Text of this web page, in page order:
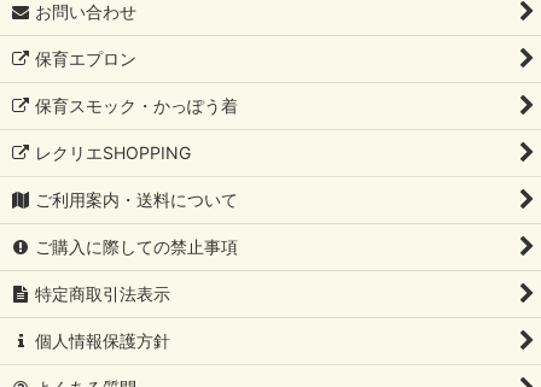
お問い合わせ
保育エプロン
保育スモック・かっぽう着
レクリエSHOPPING
ご利用案内・送料について
ご購入に際しての禁止事項
特定商取引法表示
個人情報保護方針